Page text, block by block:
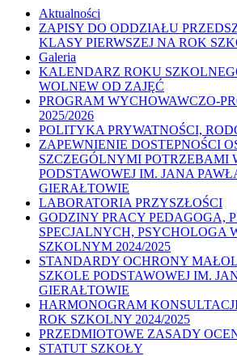
Aktualności
ZAPISY DO ODDZIAŁU
KLASY PIERWSZEJ NA ROK
Galeria
KALENDARZ ROKU
WOLNEW OD ZAJĘĆ
PROGRAM WYCHOWAWCZO-
2025/2026
POLITYKA PRYWATNOŚCI,
ZAPEWNIENIE DOSTEPNOŚCI
SZCZEGÓLNYMI POTRZEBAMI
PODSTAWOWEJ IM. JANA
GIERAŁTOWIE
LABORATORIA PRZYSZŁOŚCI
GODZINY PRACY PEDAGOGA,
SPECJALNYCH, PSYCHOLOGA
SZKOLNYM 2024/2025
STANDARDY OCHRONY
SZKOLE PODSTAWOWEJ IM.
GIERAŁTOWIE
HARMONOGRAM
ROK SZKOLNY 2024/2025
PRZEDMIOTOWE ZASADY
STATUT SZKOŁY